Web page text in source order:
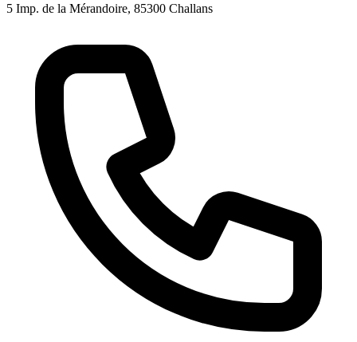
5 Imp. de la Mérandoire, 85300 Challans